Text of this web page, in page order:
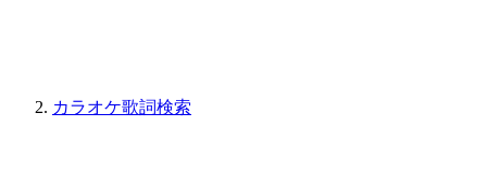
カラオケ歌詞検索